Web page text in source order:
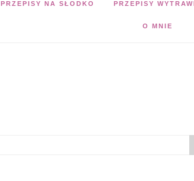
PRZEPISY NA SŁODKO PRZEPISY
O MNIE